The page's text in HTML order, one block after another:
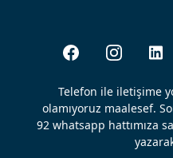
Telefon ile iletişime
olamıyoruz maalesef.
92 whatsapp hattımıza